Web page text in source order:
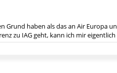
Grund haben als das an Air Europa
zu IAG geht, kann ich mir